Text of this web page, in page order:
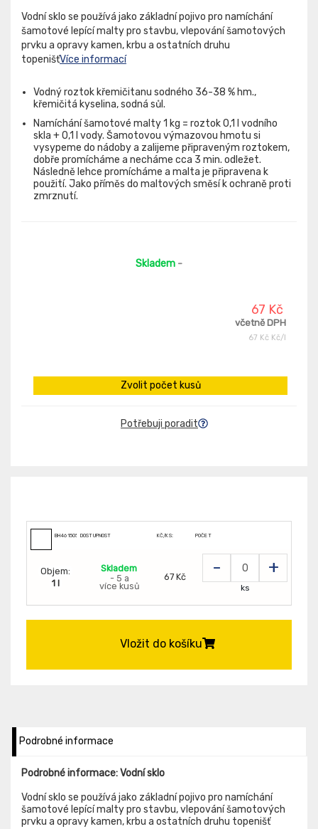
Vodní sklo se používá jako základní pojivo pro namíchání
šamotové lepící malty pro stavbu, vlepování šamotových
prvku a opravy kamen, krbu a ostatních druhu
topenišťVíce informací
Vodný roztok křemičitanu sodného 36-38 % hm.,
křemičitá kyselina, sodná sůl.
Namíchání šamotové malty 1 kg = roztok 0,1 l vodního
skla + 0,1 l vody. Šamotovou výmazovou hmotu si
vysypeme do nádoby a zalijeme připraveným roztokem,
dobře promícháme a necháme cca 3 min. odležet.
Následně lehce promícháme a malta je připravena k
použití. Jako příměs do maltových směsí k ochraně proti
zmrznutí.
Skladem -
67 Kč
včetně DPH
67 Kč Kč/l
Zvolit počet kusů
Potřebuji poradit
BH461505 DOSTUPNOST KČ/KS: POČET
Objem:
1 l
Skladem
- 5 a
více kusů
67 Kč - +
ks
Vložit do košíku
Podrobné informace
Podrobné informace: Vodní sklo
Vodní sklo se používá jako základní pojivo pro namíchání
šamotové lepící malty pro stavbu, vlepování šamotových
prvku a opravy kamen, krbu a ostatních druhu topenišť